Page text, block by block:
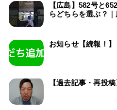
【広島】582号と
らどちらを選ぶ？
お知らせ【続報！】
【過去記事・再投